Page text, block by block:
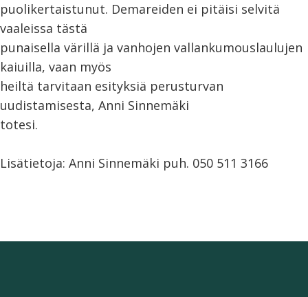
puolikertaistunut. Demareiden ei pitäisi selvitä
vaaleissa tästä
punaisella värillä ja vanhojen vallankumouslaulujen
kaiuilla, vaan myös
heiltä tarvitaan esityksiä perusturvan
uudistamisesta, Anni Sinnemäki
totesi.
Lisätietoja: Anni Sinnemäki puh. 050 511 3166